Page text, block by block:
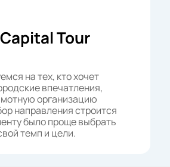
Tour
на тех, кто хочет
впечатления,
организацию
направления строится
было проще выбрать
темп и цели.